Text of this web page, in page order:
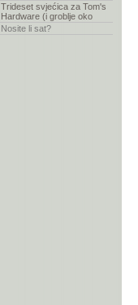
Trideset svjećica za Tom's
Hardware (i groblje oko
Nosite li sat?